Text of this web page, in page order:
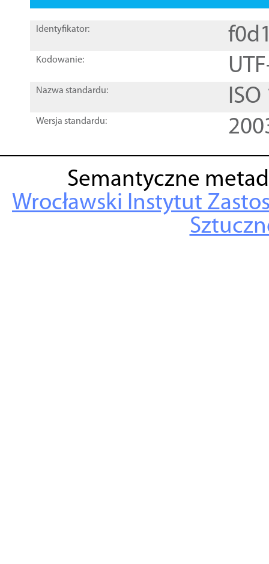
Identyfikator:
Kodowanie:
Nazwa standardu:
Wersja standardu:
Semantyczne
Wrocławski Instytut